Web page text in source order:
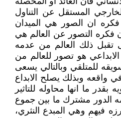
المستقل عن التناول
ان الصور هي الميدان
فكره التصور عن العالم هي
تقبل ذلك العالم من عدمه
هو تصور للعالم من
للمتلقي وبالتالي يسعى
واقعه وبذلك يصلح الابداع
بقدر ما انها محاوله للتاثير
الدور مشترك ما بين جموع
فيهم وهي المبدع النثري،